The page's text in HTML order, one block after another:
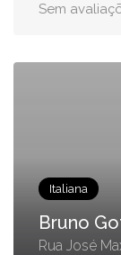
Sem
Italiana
Bruno
Rua José